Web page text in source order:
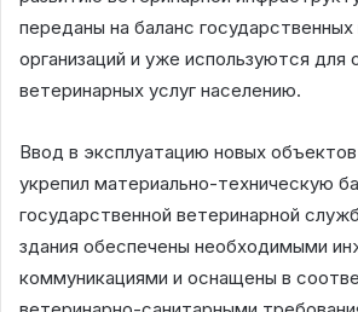
переданы на баланс
организаций и уже используются для
ветеринарных услуг населению.
Ввод в эксплуатацию новых объектов
укрепил материально-техническую
государственной ветеринарной
здания обеспечены необходимыми
коммуникациями и оснащены в